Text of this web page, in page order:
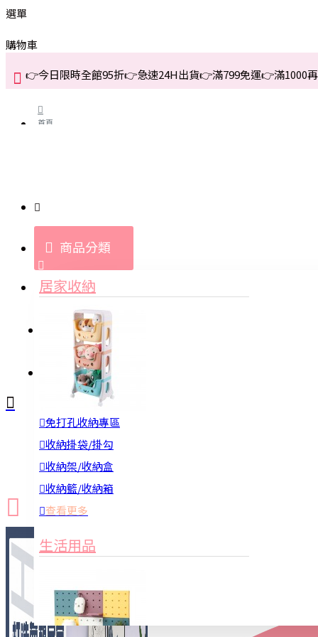
選單
購物車
👉今日限時全館95折👉急速24H出貨👉滿799免運👉滿1000
首頁
商品分類
居家收納
免打孔收納專區
收納掛袋/掛勾
收納架/收納盒
收納籃/收納箱
查看更多
生活用品
登入
新品上市